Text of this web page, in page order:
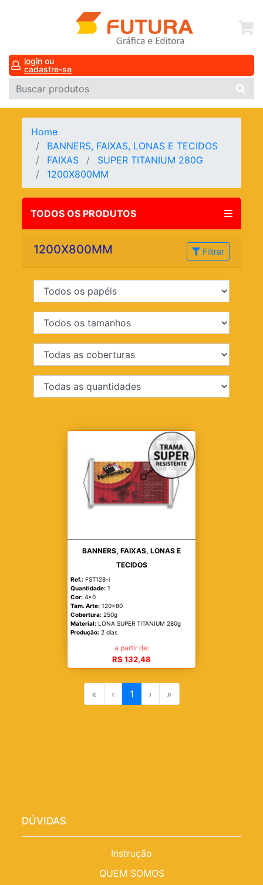
login ou
cadastre-se
Home
BANNERS, FAIXAS, LONAS E TECIDOS
FAIXAS
SUPER TITANIUM 280G
1200X800MM
TODOS OS PRODUTOS
1200X800MM Filtrar
BANNERS, FAIXAS, LONAS E
TECIDOS
Ref.: FST128-i
Quantidade: 1
Cor: 4x0
Tam. Arte: 120x80
Cobertura: 250g
Material: LONA SUPER TITANIUM 280g
Produção: 2 dias
a partir de:
R$ 132,48
« ‹ 1 › »
DÚVIDAS
Instrução
QUEM SOMOS